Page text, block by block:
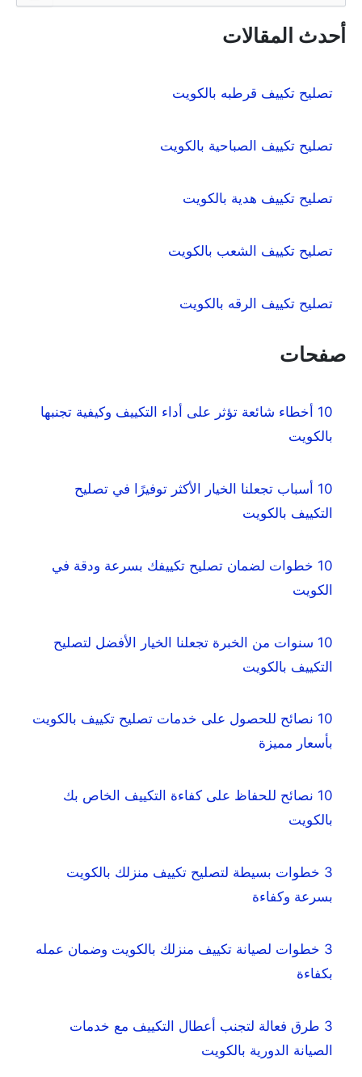
ح
ثأحدث المقالات
تصليح تكييف قرطبه بالكويت
تصليح تكييف الصباحية بالكويت
تصليح تكييف هدية بالكويت
تصليح تكييف الشعب بالكويت
تصليح تكييف الرقه بالكويت
صفحات
10 أخطاء شائعة تؤثر على أداء التكييف وكيفية تجنبها
بالكويت
10 أسباب تجعلنا الخيار الأكثر توفيرًا في تصليح
التكييف بالكويت
10 خطوات لضمان تصليح تكييفك بسرعة ودقة في
الكويت
10 سنوات من الخبرة تجعلنا الخيار الأفضل لتصليح
التكييف بالكويت
10 نصائح للحصول على خدمات تصليح تكييف بالكويت
بأسعار مميزة
10 نصائح للحفاظ على كفاءة التكييف الخاص بك
بالكويت
3 خطوات بسيطة لتصليح تكييف منزلك بالكويت
بسرعة وكفاءة
3 خطوات لصيانة تكييف منزلك بالكويت وضمان عمله
بكفاءة
3 طرق فعالة لتجنب أعطال التكييف مع خدمات
الصيانة الدورية بالكويت